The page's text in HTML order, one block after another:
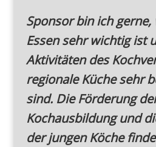
Sponsor bin ich
Essen sehr wichtig ist
Aktivitäten des
regionale Küche sehr
sind. Die Förderung
Kochausbildung und
der jungen Köche